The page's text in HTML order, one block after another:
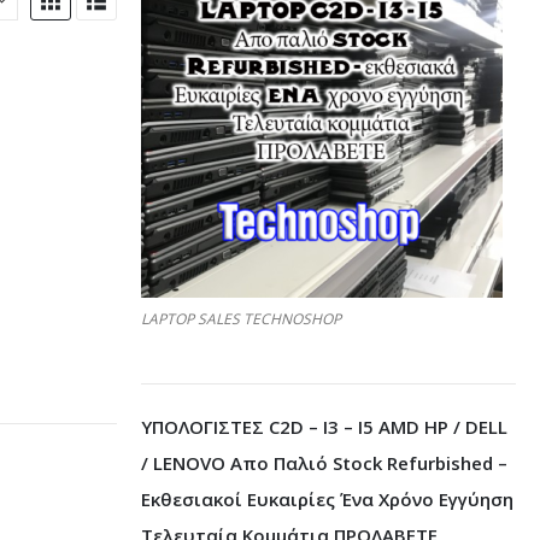
LAPTOP SALES TECHNOSHOP
ΥΠΟΛΟΓΙΣΤΕΣ C2D – I3 – I5 AMD HP / DELL
/ LENOVO Απο Παλιό Stock Refurbished –
Εκθεσιακοί Ευκαιρίες Ένα Χρόνο Εγγύηση
Τελευταία Κομμάτια ΠΡΟΛΑΒΕΤΕ